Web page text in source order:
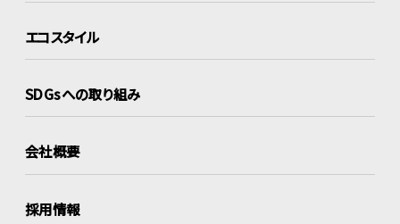
エコスタイル
SDGsへの取り組み
会社概要
採用情報